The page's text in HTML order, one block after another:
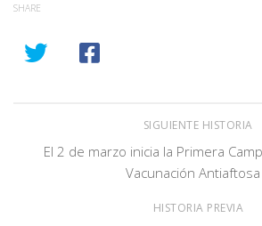
SHARE
SIGUIENTE HISTORIA
El 2 de marzo inicia la Primera
Vacunación Antiaftosa
HISTORIA PREVIA